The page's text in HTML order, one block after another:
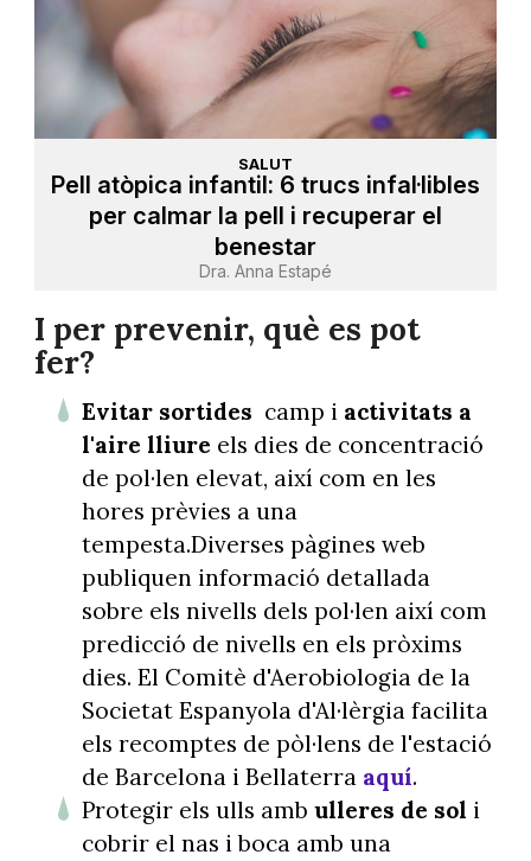
SALUT
Pell atòpica infantil: 6 trucs infal·libles
per calmar la pell i recuperar el
benestar
Dra. Anna Estapé
I per prevenir, què es pot
fer?
Evitar sortides camp iactivitats a
l'aire lliure els dies de concentració
de pol·len elevat, així com en les
hores prèvies a una
tempesta.Diverses pàgines web
publiquen informació detallada
sobre els nivells dels pol·len així com
predicció de nivells en els pròxims
dies. El Comitè d'Aerobiologia de la
Societat Espanyola d'Al·lèrgia facilita
els recomptes de pòl·lens de l'estació
de Barcelona i Bellaterra aquí.
Protegir els ulls amb ulleres de sol i
cobrir el nas i boca amb una